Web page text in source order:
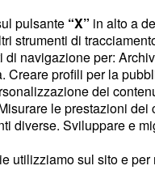
fondamentale
della vittima.
persona
diVenezia. La
ricostruire le
di amici di cui
che potrebbe
pulsante “X” in alto a
strumenti di
di navigazione per:
Creare profili per la
dei
le prestazioni
diverse. Sviluppare e
utilizziamo sul sito e